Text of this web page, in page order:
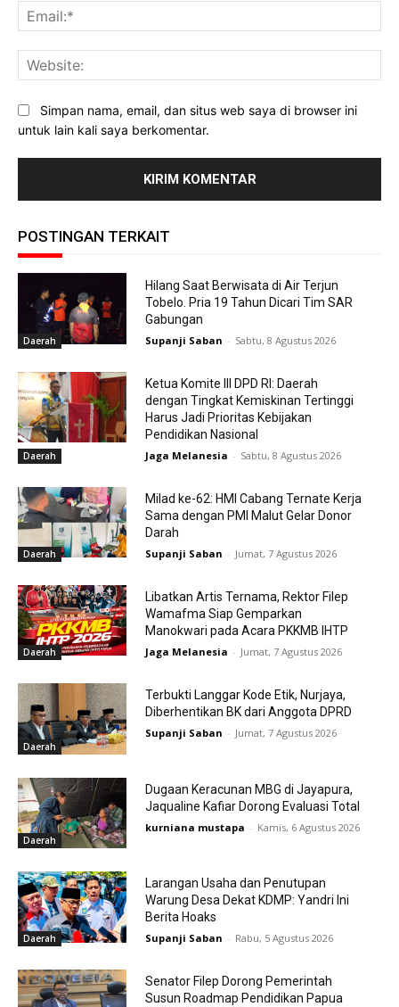
Simpan nama, email, dan situs web saya di browser ini
untuk lain kali saya berkomentar.
POSTINGAN TERKAIT
Daerah
Hilang Saat Berwisata di Air Terjun
Tobelo. Pria 19 Tahun Dicari Tim SAR
Gabungan
Supanji Saban - Sabtu, 8 Agustus 2026
Daerah
Ketua Komite III DPD RI: Daerah
dengan Tingkat Kemiskinan Tertinggi
Harus Jadi Prioritas Kebijakan
Pendidikan Nasional
Jaga Melanesia - Sabtu, 8 Agustus 2026
Daerah
Milad ke-62: HMI Cabang Ternate Kerja
Sama dengan PMI Malut Gelar Donor
Darah
Supanji Saban - Jumat, 7 Agustus 2026
Daerah
Libatkan Artis Ternama, Rektor Filep
Wamafma Siap Gemparkan
Manokwari pada Acara PKKMB IHTP
Jaga Melanesia - Jumat, 7 Agustus 2026
Daerah
Terbukti Langgar Kode Etik, Nurjaya,
Diberhentikan BK dari Anggota DPRD
Supanji Saban - Jumat, 7 Agustus 2026
Daerah
Dugaan Keracunan MBG di Jayapura,
Jaqualine Kafiar Dorong Evaluasi Total
kurniana mustapa - Kamis, 6 Agustus 2026
Daerah
Larangan Usaha dan Penutupan
Warung Desa Dekat KDMP: Yandri Ini
Berita Hoaks
Supanji Saban - Rabu, 5 Agustus 2026
Senator Filep Dorong Pemerintah
Susun Roadmap Pendidikan Papua